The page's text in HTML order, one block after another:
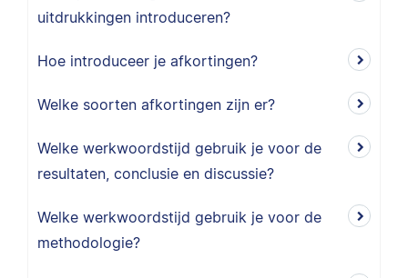
uitdrukkingen introduceren?
Hoe introduceer je afkortingen?
Welke soorten afkortingen zijn er?
Welke werkwoordstijd gebruik je voor de
resultaten, conclusie en discussie?
Welke werkwoordstijd gebruik je voor de
methodologie?